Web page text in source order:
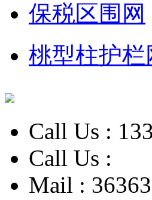
保税区围网
桃型柱护栏
Call Us :
Call Us :
Mail :